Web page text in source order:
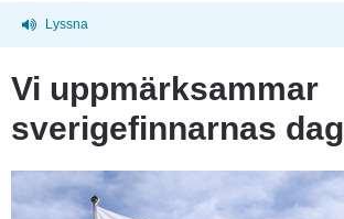
Lyssna
Vi uppmärksammar
sverigefinnarnas dag